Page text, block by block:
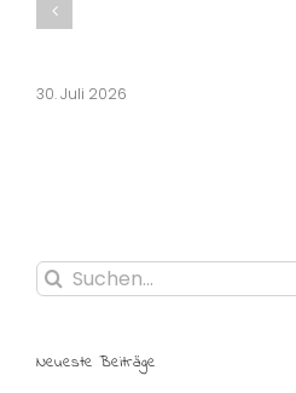
30. Juli 2026
Suche
nach:
Neueste Beiträge